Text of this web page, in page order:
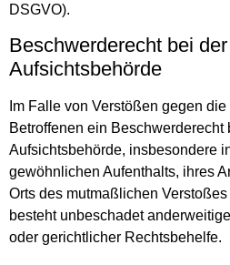
DSGVO).
Beschwerde­recht bei
Aufsichts­behörde
Im Falle von Verstößen gegen
Betroffenen ein Beschwerderecht
Aufsichtsbehörde, insbesondere
gewöhnlichen Aufenthalts, ihres
Orts des mutmaßlichen
besteht unbeschadet
oder gerichtlicher Rechtsbehelfe.